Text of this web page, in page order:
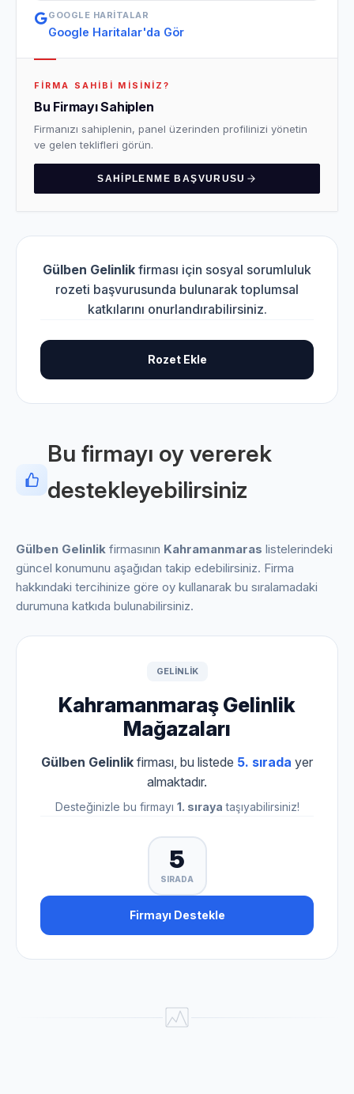
Gülben Gelinlik firması için sosyal sorumluluk
rozeti başvurusunda bulunarak toplumsal
katkılarını onurlandırabilirsiniz.
Rozet Ekle
Bu firmayı oy vererek
destekleyebilirsiniz
Gülben Gelinlik firmasının Kahramanmaras listelerindeki
güncel konumunu aşağıdan takip edebilirsiniz. Firma
hakkındaki tercihinize göre oy kullanarak bu sıralamadaki
durumuna katkıda bulunabilirsiniz.
GELINLIK
Kahramanmaraş Gelinlik
Mağazaları
Gülben Gelinlik firması, bu listede 5. sırada yer
almaktadır.
Desteğinizle bu firmayı 1. sıraya taşıyabilirsiniz!
5
SIRADA
Firmayı Destekle
GOOGLE HARITALAR
Google Haritalar'da Gör
FIRMA SAHIBI MISINIZ?
Bu Firmayı Sahiplen
Firmanızı sahiplenin, panel üzerinden profilinizi yönetin
ve gelen teklifleri görün.
SAHIPLENME BAŞVURUSU